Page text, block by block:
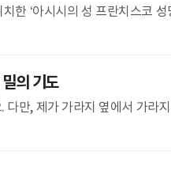
한 ‘아시시의 성 프란치스코
의 기도
만, 제가 가라지 옆에서 가라